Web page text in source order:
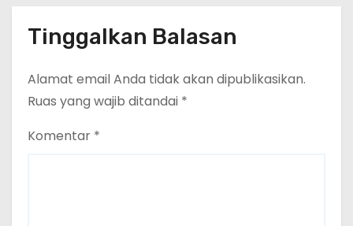
Tinggalkan Balasan
Alamat email Anda tidak akan dipublikasikan.
Ruas yang wajib ditandai *
Komentar *